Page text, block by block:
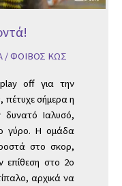
/ΦΟΙΒΟΣ ΚΩΣ
off για την
σήμερα η
Ιαλυσό,
γύρο. Η ομάδα
στο σκορ,
επίθεση στο 2ο
αρχικά να